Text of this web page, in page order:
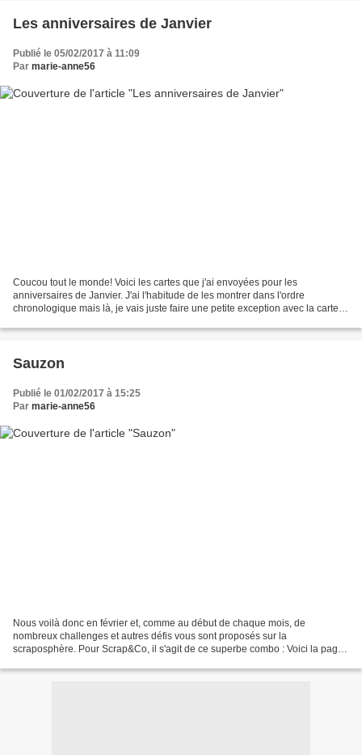
Les anniversaires de Janvier
Publié le 05/02/2017 à 11:09
Par marie-anne56
Coucou tout le monde! Voici les cartes que j'ai envoyées pour les
anniversaires de Janvier. J'ai l'habitude de les montrer dans l'ordre
chronologique mais là, je vais juste faire une petite exception avec la carte
Sauzon
Publié le 01/02/2017 à 15:25
Par marie-anne56
Nous voilà donc en février et, comme au début de chaque mois, de
nombreux challenges et autres défis vous sont proposés sur la
scraposphère. Pour Scrap&Co, il s'agit de ce superbe combo : Voici la page